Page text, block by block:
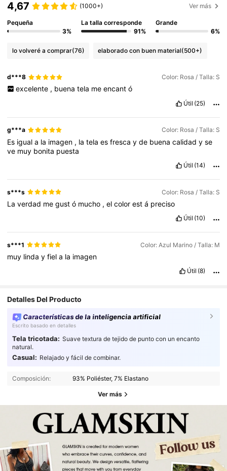
4,67 (1000+) Ver más
Pequeña
3%
La talla corresponde
91%
Grande
6%
lo volveré a comprar(76) elaborado con buen material(500+)
d***8 Color: Rosa / Talla: S
excelente , buena tela me encant ó
Útil (25)
g***a Color: Rosa / Talla: S
Es iguala la imagen , latelaesfrescayde buenacalidadyse
ve muy bonita puesta
Útil (14)
s***s Color: Rosa / Talla: S
Laverdad megustó mucho ,elcolorestá preciso
Útil (10)
s***1 Color: Azul Marino / Talla: M
muy lindayfiela la imagen
Útil (8)
Detalles Del Producto
Características de la inteligencia artificial
Escrito basado en detalles
Tela tricotada: Suave textura de tejido de punto con un encanto
natural.
Casual: Relajado y fácil de combinar.
Composición: 93% Poliéster, 7% Elastano
Ver más